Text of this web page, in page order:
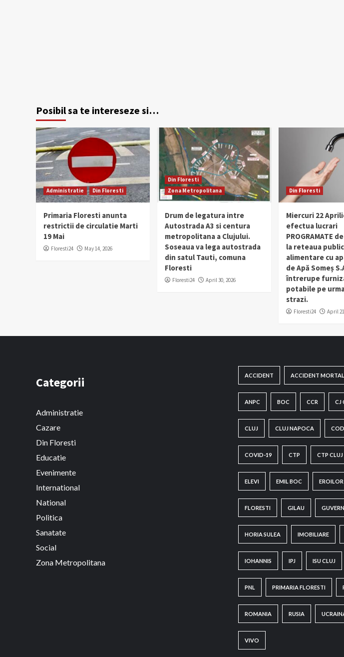
Posibil sa te intereseze si…
Administratie Din Floresti
Primaria Floresti anunta
restrictii de circulatie Marti
19 Mai
Floresti24 May 14, 2026
Din Floresti
Zona Metropolitana
Drum de legatura intre
Autostrada A3 si centura
metropolitana a Clujului.
Soseaua va lega autostrada
din satul Tauti, comuna
Floresti
Floresti24 April 30, 2026
Din Floresti
Miercuri 22
efectua lucrari
PROGRAMATE
la reteaua
alimentare cu
de Apă Someș
întrerupe
potabile pe
strazi.
Floresti24 April
Categorii
Administratie
Cazare
Din Floresti
Educatie
Evenimente
International
National
Politica
Sanatate
Social
Zona Metropolitana
ACCIDENT ACCIDENT MORTAL
ANPC BOC CCR CJ
CLUJ CLUJ NAPOCA
COVID-19 CTP CTP CLUJ
ELEVI EMIL BOC EROILOR
FLORESTI GILAU GUVERN
HORIA SULEA IMOBILIARE
IOHANNIS IPJ ISU CLUJ
PNL PRIMARIA FLORESTI
ROMANIA RUSIA
VIVO